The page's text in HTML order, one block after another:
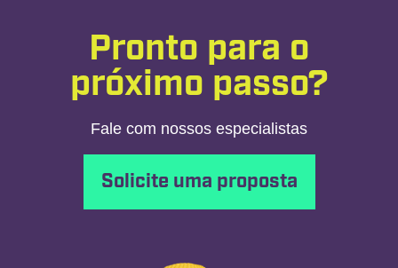
Pronto para o
próximo passo?
Fale com nossos especialistas
Solicite uma proposta